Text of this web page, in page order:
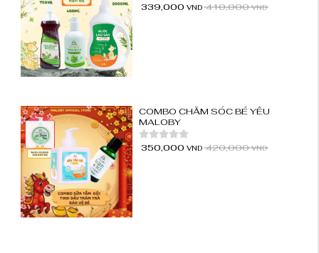
339,000 VND 410,000 VND
COMBO CHĂM SÓC BÉ YÊU
MALOBY
350,000 VND 420,000 VND